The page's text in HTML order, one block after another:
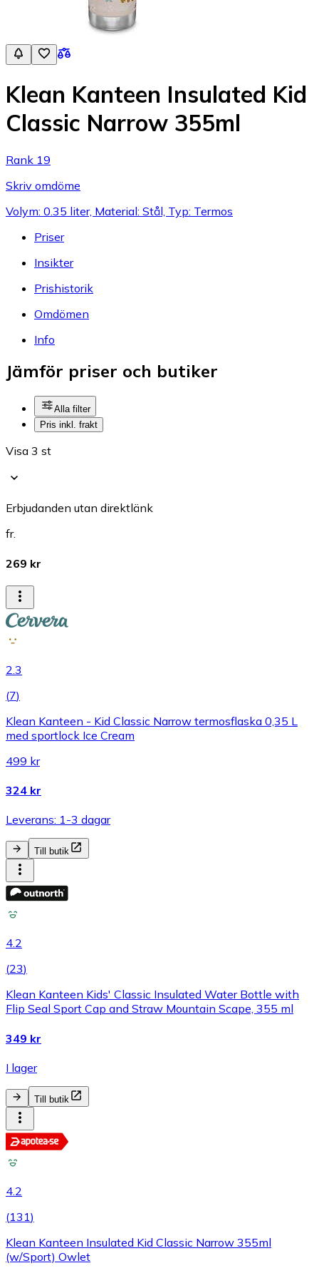
Klean Kanteen Insulated Kid
Classic Narrow 355ml
Rank 19
Skriv omdöme
Volym: 0.35 liter, Material: Stål, Typ: Termos
Priser
Insikter
Prishistorik
Omdömen
Info
Jämför priser och butiker
Alla filter
Pris inkl. frakt
Visa 3 st
Erbjudanden utan direktlänk
fr.
269 kr
2.3
(7)
Klean Kanteen - Kid Classic Narrow termosflaska 0,35 L
med sportlock Ice Cream
499 kr
324 kr
Leverans: 1-3 dagar
Till butik
4.2
(23)
Klean Kanteen Kids' Classic Insulated Water Bottle with
Flip Seal Sport Cap and Straw Mountain Scape, 355 ml
349 kr
I lager
Till butik
4.2
(131)
Klean Kanteen Insulated Kid Classic Narrow 355ml
(w/Sport) Owlet